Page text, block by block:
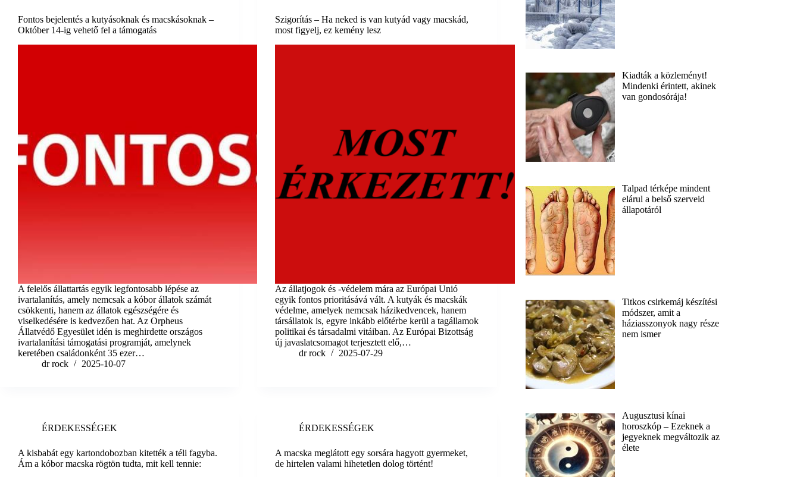
Fontos bejelentés a kutyásoknak és macskásoknak –
Október 14-ig vehető fel a támogatás
A felelős állattartás egyik legfontosabb lépése az
ivartalanítás, amely nemcsak a kóbor állatok számát
csökkenti, hanem az állatok egészségére és
viselkedésére is kedvezően hat. Az Orpheus
Állatvédő Egyesület idén is meghirdette országos
ivartalanítási támogatási programját, amelynek
keretében családonként 35 ezer…
dr rock
2025-10-07
Szigorítás – Ha neked is van kutyád vagy macskád,
most figyelj, ez kemény lesz
Az állatjogok és -védelem mára az Európai Unió
egyik fontos prioritásává vált. A kutyák és macskák
védelme, amelyek nemcsak házikedvencek, hanem
társállatok is, egyre inkább előtérbe kerül a tagállamok
politikai és társadalmi vitáiban. Az Európai Bizottság
új javaslatcsomagot terjesztett elő,…
dr rock
2025-07-29
ÉRDEKESSÉGEK
A kisbabát egy kartondobozban kitették a téli fagyba.
Ám a kóbor macska rögtön tudta, mit kell tennie:
ÉRDEKESSÉGEK
A macska meglátott egy sorsára hagyott gyermeket,
de hirtelen valami hihetetlen dolog történt!
Kiadták a közleményt!
Mindenki érintett, akinek
van gondosórája!
Talpad térképe mindent
elárul a belső szerveid
állapotáról
Titkos csirkemáj készítési
módszer, amit a
háziasszonyok nagy része
nem ismer
Augusztusi kínai
horoszkóp – Ezeknek a
jegyeknek megváltozik az
élete